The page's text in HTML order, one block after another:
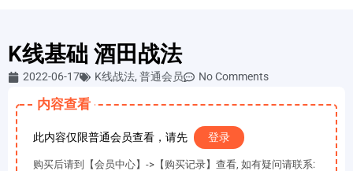
K线基础 酒田战法
2022-06-17 K线战法, 普通会员 No Comments
内容查看
此内容仅限普通会员查看，请先 登录
购买后请到【会员中心】->【购买记录】查看, 如有疑问请联系: